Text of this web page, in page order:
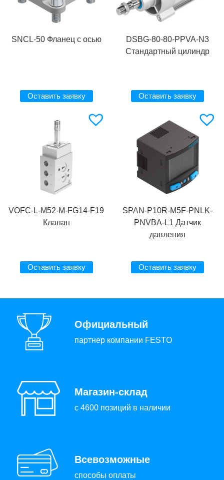
SNCL-50 Фланец с осью
Оставить заявку
DSBG-80-80-PPVA-N3
Стандартный цилиндр
Оставить заявку
VOFC-L-M52-M-FG14-F19
Клапан
Оставить заявку
SPAN-P10R-M5F-PNLK-
PNVBA-L1 Датчик
давления
Оставить заявку
Официальный
партнер компании FESTO
Магазин-склад
с 4600 позиций в наличии
Всевозможные
способы оплаты